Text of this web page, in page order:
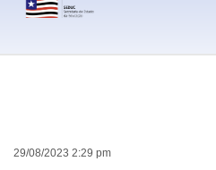
29/08/2023 2:29 pm